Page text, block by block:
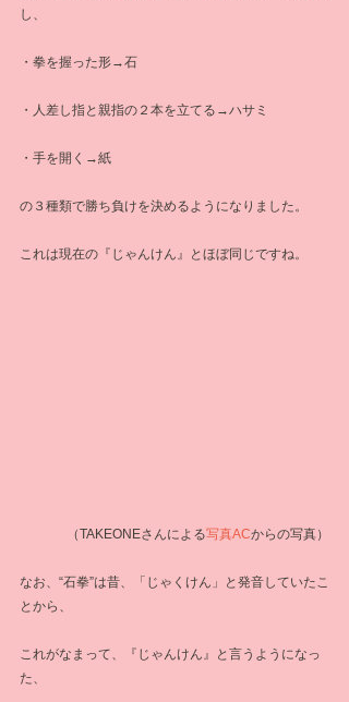
し、
・拳を握った形→石
・人差し指と親指の２本を立てる→ハサミ
・手を開く→紙
の３種類で勝ち負けを決めるようになりました。
これは現在の『じゃんけん』とほぼ同じですね。
（TAKEONEさんによる写真ACからの写真）
なお、“石拳”は昔、「じゃくけん」と発音していたこ
とから、
これがなまって、『じゃんけん』と言うようになっ
た、